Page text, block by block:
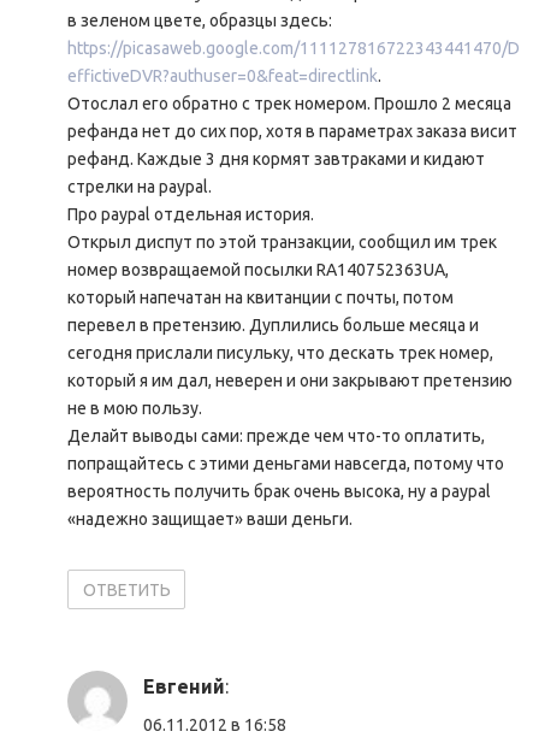
в зеленом цвете, образцы здесь:
https://picasaweb.google.com/111127816722343441470/D
effictiveDVR?authuser=0&feat=directlink.
Отослал его обратно с трек номером. Прошло 2 месяца
рефанда нет до сих пор, хотя в параметрах заказа висит
рефанд. Каждые 3 дня кормят завтраками и кидают
стрелки на paypal.
Про paypal отдельная история.
Открыл диспут по этой транзакции, сообщил им трек
номер возвращаемой посылки RA140752363UA,
который напечатан на квитанции с почты, потом
перевел в претензию. Дуплились больше месяца и
сегодня прислали писульку, что дескать трек номер,
который я им дал, неверен и они закрывают претензию
не в мою пользу.
Делайт выводы сами: прежде чем что-то оплатить,
попращайтесь с этими деньгами навсегда, потому что
вероятность получить брак очень высока, ну а paypal
«надежно защищает» ваши деньги.
ОТВЕТИТЬ
Евгений:
06.11.2012 в 16:58